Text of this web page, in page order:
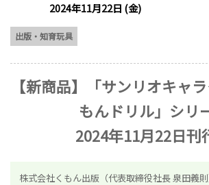
2024年11月22日 (金)
出版・知育玩具
【新商品】「サンリオキャ
もんドリル」シリ
2024年11月22日刊
株式会社くもん出版（代表取締役社長 泉田義